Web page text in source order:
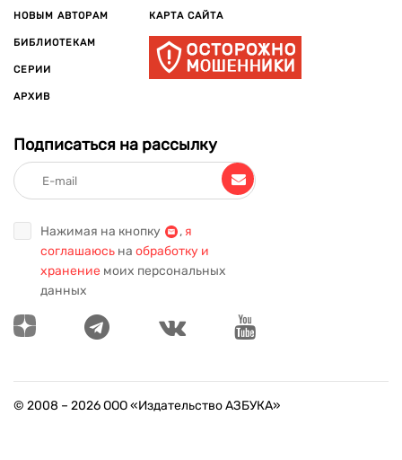
НОВЫМ АВТОРАМ
БИБЛИОТЕКАМ
СЕРИИ
АРХИВ
КАРТА САЙТА
Подписаться на рассылку
Нажимая на кнопку , я
соглашаюсь на обработку и
хранение моих персональных
данных
© 2008 – 2026ООО «Издательство АЗБУКА»